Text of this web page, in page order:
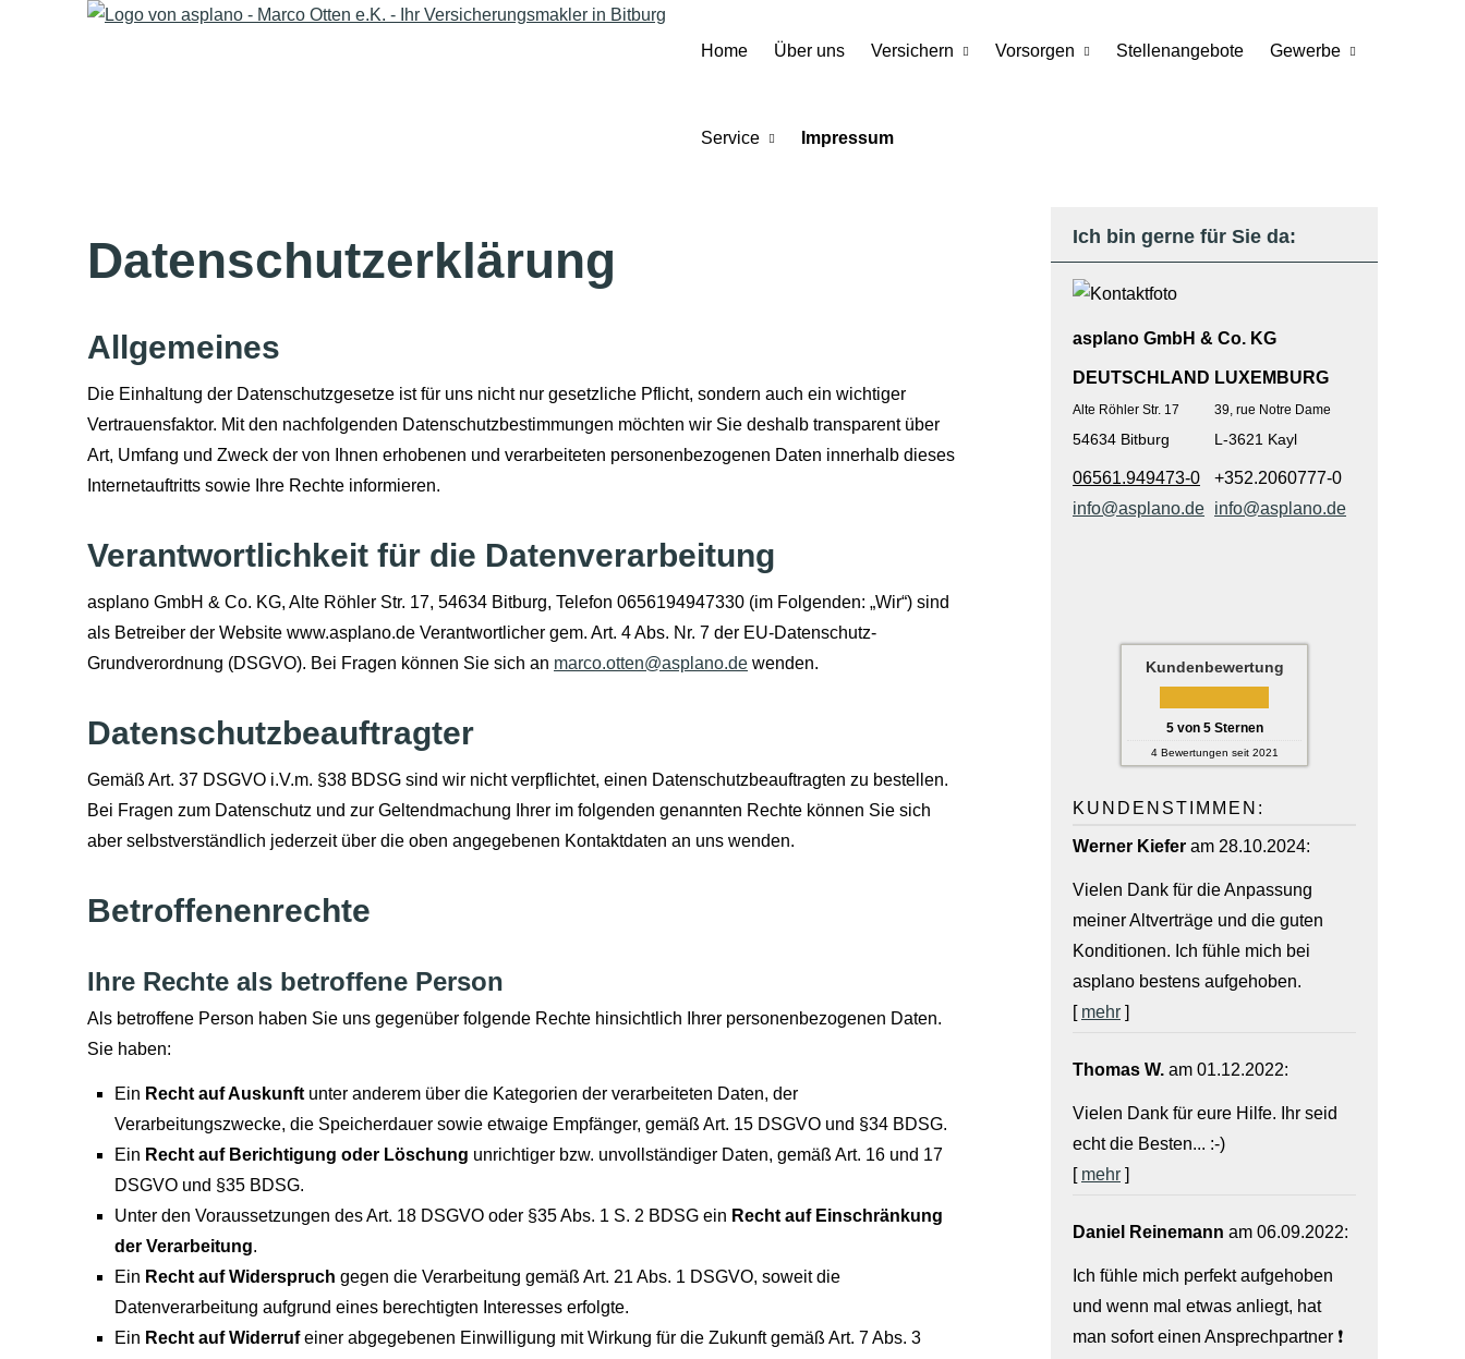
Home Über uns Versichern Vorsorgen Stellenangebote Gewerbe
Service Impressum
Ich bin gerne für Sie da:
asplano GmbH & Co. KG
DEUTSCHLAND
Alte Röhler Str. 17
54634 Bitburg
06561.949473-0
info@asplano.de
LUXEMBURG
39, rue Notre Dame
L-3621 Kayl
+352.2060777-0
info@asplano.de
Kundenbewertung
5von 5Sternen
4Bewertungen seit 2021
KUNDENSTIMMEN:
Werner Kiefer am 28.10.2024:
Vielen Dank für die Anpassung
meiner Altverträge und die guten
Konditionen. Ich fühle mich bei
asplano bestens aufgehoben.
[ mehr ]
Thomas W. am 01.12.2022:
Vielen Dank für eure Hilfe. Ihr seid
echt die Besten... :-)
[ mehr ]
Daniel Reinemann am 06.09.2022:
Ich fühle mich perfekt aufgehoben
und wenn mal etwas anliegt, hat
man sofort einen Ansprechpartner ❗️
Datenschutzerklärung
Allgemeines
Die Einhaltung der Datenschutzgesetze ist für uns nicht nur gesetzliche Pflicht, sondern auch ein wichtiger
Vertrauensfaktor. Mit den nachfolgenden Datenschutzbestimmungen möchten wir Sie deshalb transparent über
Art, Umfang und Zweck der von Ihnen erhobenen und verarbeiteten personenbezogenen Daten innerhalb dieses
Internetauftritts sowie Ihre Rechte informieren.
Verantwortlichkeit für die Datenverarbeitung
asplano GmbH & Co. KG, Alte Röhler Str. 17, 54634 Bitburg, Telefon 0656194947330 (im Folgenden: „Wir“) sind
als Betreiber der Website www.asplano.de Verantwortlicher gem. Art. 4 Abs. Nr. 7 der EU-Datenschutz-
Grundverordnung (DSGVO). Bei Fragen können Sie sich an marco.otten@asplano.de wenden.
Datenschutzbeauftragter
Gemäß Art. 37 DSGVO i.V.m. §38 BDSG sind wir nicht verpflichtet, einen Datenschutzbeauftragten zu bestellen.
Bei Fragen zum Datenschutz und zur Geltendmachung Ihrer im folgenden genannten Rechte können Sie sich
aber selbstverständlich jederzeit über die oben angegebenen Kontaktdaten an uns wenden.
Betroffenenrechte
Ihre Rechte als betroffene Person
Als betroffene Person haben Sie uns gegenüber folgende Rechte hinsichtlich Ihrer personenbezogenen Daten.
Sie haben:
Ein Recht auf Auskunft unter anderem über die Kategorien der verarbeiteten Daten, der
Verarbeitungszwecke, die Speicherdauer sowie etwaige Empfänger, gemäß Art. 15 DSGVO und §34 BDSG.
Ein Recht auf Berichtigung oder Löschung unrichtiger bzw. unvollständiger Daten, gemäß Art. 16 und 17
DSGVO und §35 BDSG.
Unter den Voraussetzungen des Art. 18 DSGVO oder §35 Abs. 1 S. 2 BDSG ein Recht auf Einschränkung
der Verarbeitung.
Ein Recht auf Widerspruch gegen die Verarbeitung gemäß Art. 21 Abs. 1 DSGVO, soweit die
Datenverarbeitung aufgrund eines berechtigten Interesses erfolgte.
Ein Recht auf Widerrufeiner abgegebenen Einwilligung mit Wirkung für die Zukunft gemäß Art. 7 Abs. 3